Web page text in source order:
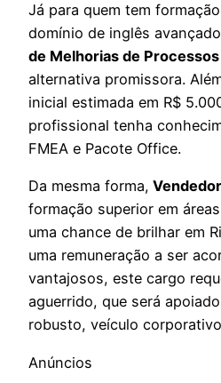
Já para quem tem
domínio de inglês
de Melhorias de Processos
alternativa promissora.
inicial estimada em R$
profissional tenha
FMEA e Pacote Office.
Da mesma forma,
formação superior em
uma chance de brilhar em
uma remuneração a ser
vantajosos, este cargo
aguerrido, que será
robusto, veículo
Anúncios